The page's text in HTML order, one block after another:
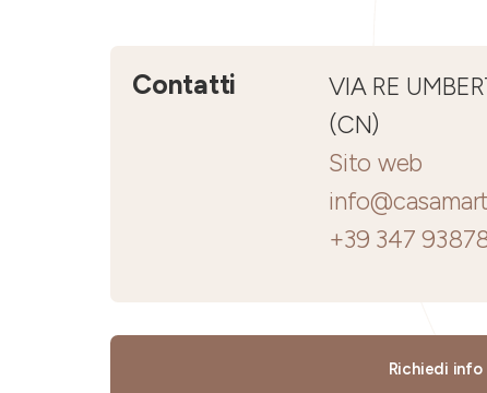
Contatti
VIA RE
(CN)
Sito web
+39 347
Richiedi